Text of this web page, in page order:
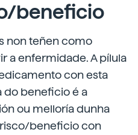
beneficio
non teñen como
a enfermidade. A pílula
con esta
do beneficio é a
ou melloría dunha
risco/beneficio con